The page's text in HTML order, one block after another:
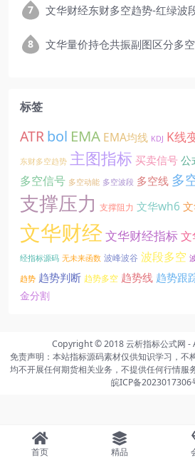
文华财经东财多空趋势-红绿波
文华量价持仓共振副图区分多
标签
ATRbol EMA EMA均线 KDJ K线
东财多空趋势 主图指标 买卖信号公
多空信号 多空动能 多空波段 多空线 多
支撑压力 支撑阻力 文华wh6
文华财经文华财经指标文
经指标源码 无未来函数 波峰波谷 波段多空
趋势 趋势判断 趋势多空 趋势线 趋势跟
金分割
Copyright © 2018云析指标公式网 -
免责声明：本站指标源码素材仅供知识学习，不
均不开展任何期货相关业务，不提供任何行情服
皖ICP备2023017306
首页 精品
Sitemap